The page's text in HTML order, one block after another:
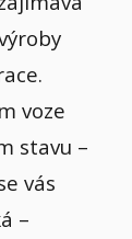
voze
stavu –
vás
–